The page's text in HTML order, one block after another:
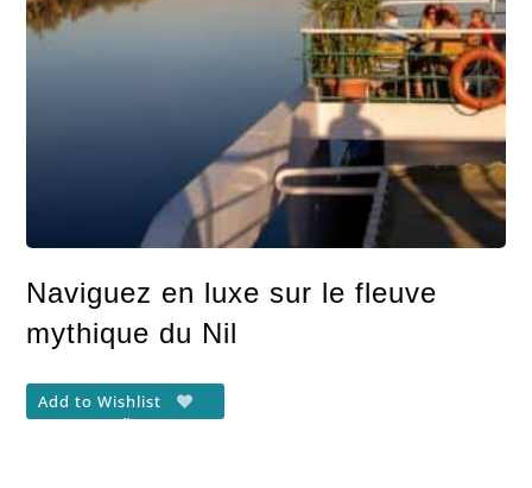
Naviguez en luxe sur le fleuve
mythique du Nil
Add to Wishlist